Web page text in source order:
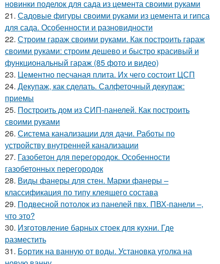
новинки поделок для сада из цемента своими руками
21. Садовые фигуры своими руками из цемента и гипса
для сада. Особенности и разновидности
22. Строим гараж своими руками. Как построить гараж
своими руками: строим дешево и быстро красивый и
функциональный гараж (85 фото и видео)
23. Цементно песчаная плита. Их чего состоит ЦСП
24. Декупаж, как сделать. Салфеточный декупаж:
приемы
25. Построить дом из СИП-панелей. Как построить
своими руками
26. Система канализации для дачи. Работы по
устройству внутренней канализации
27. Газобетон для перегородок. Особенности
газобетонных перегородок
28. Виды фанеры для стен. Марки фанеры –
классификация по типу клеящего состава
29. Подвесной потолок из панелей пвх. ПВХ-панели –,
что это?
30. Изготовление барных стоек для кухни. Где
разместить
31. Бортик на ванную от воды. Установка уголка на